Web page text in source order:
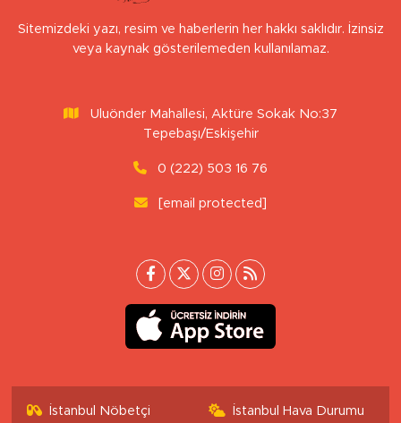
Sitemizdeki yazı, resim ve haberlerin her hakkı saklıdır. İzinsiz
veya kaynak gösterilemeden kullanılamaz.
Uluönder Mahallesi, Aktüre Sokak No:37
Tepebaşı/Eskişehir
0 (222) 503 16 76
[email protected]
İstanbul Nöbetçi
İstanbul Hava Durumu